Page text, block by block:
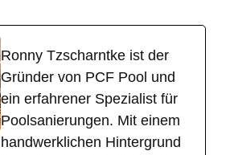
Ronny Tzscharntke ist der
Gründer von PCF Pool und
ein erfahrener Spezialist für
Poolsanierungen. Mit einem
handwerklichen Hintergrund